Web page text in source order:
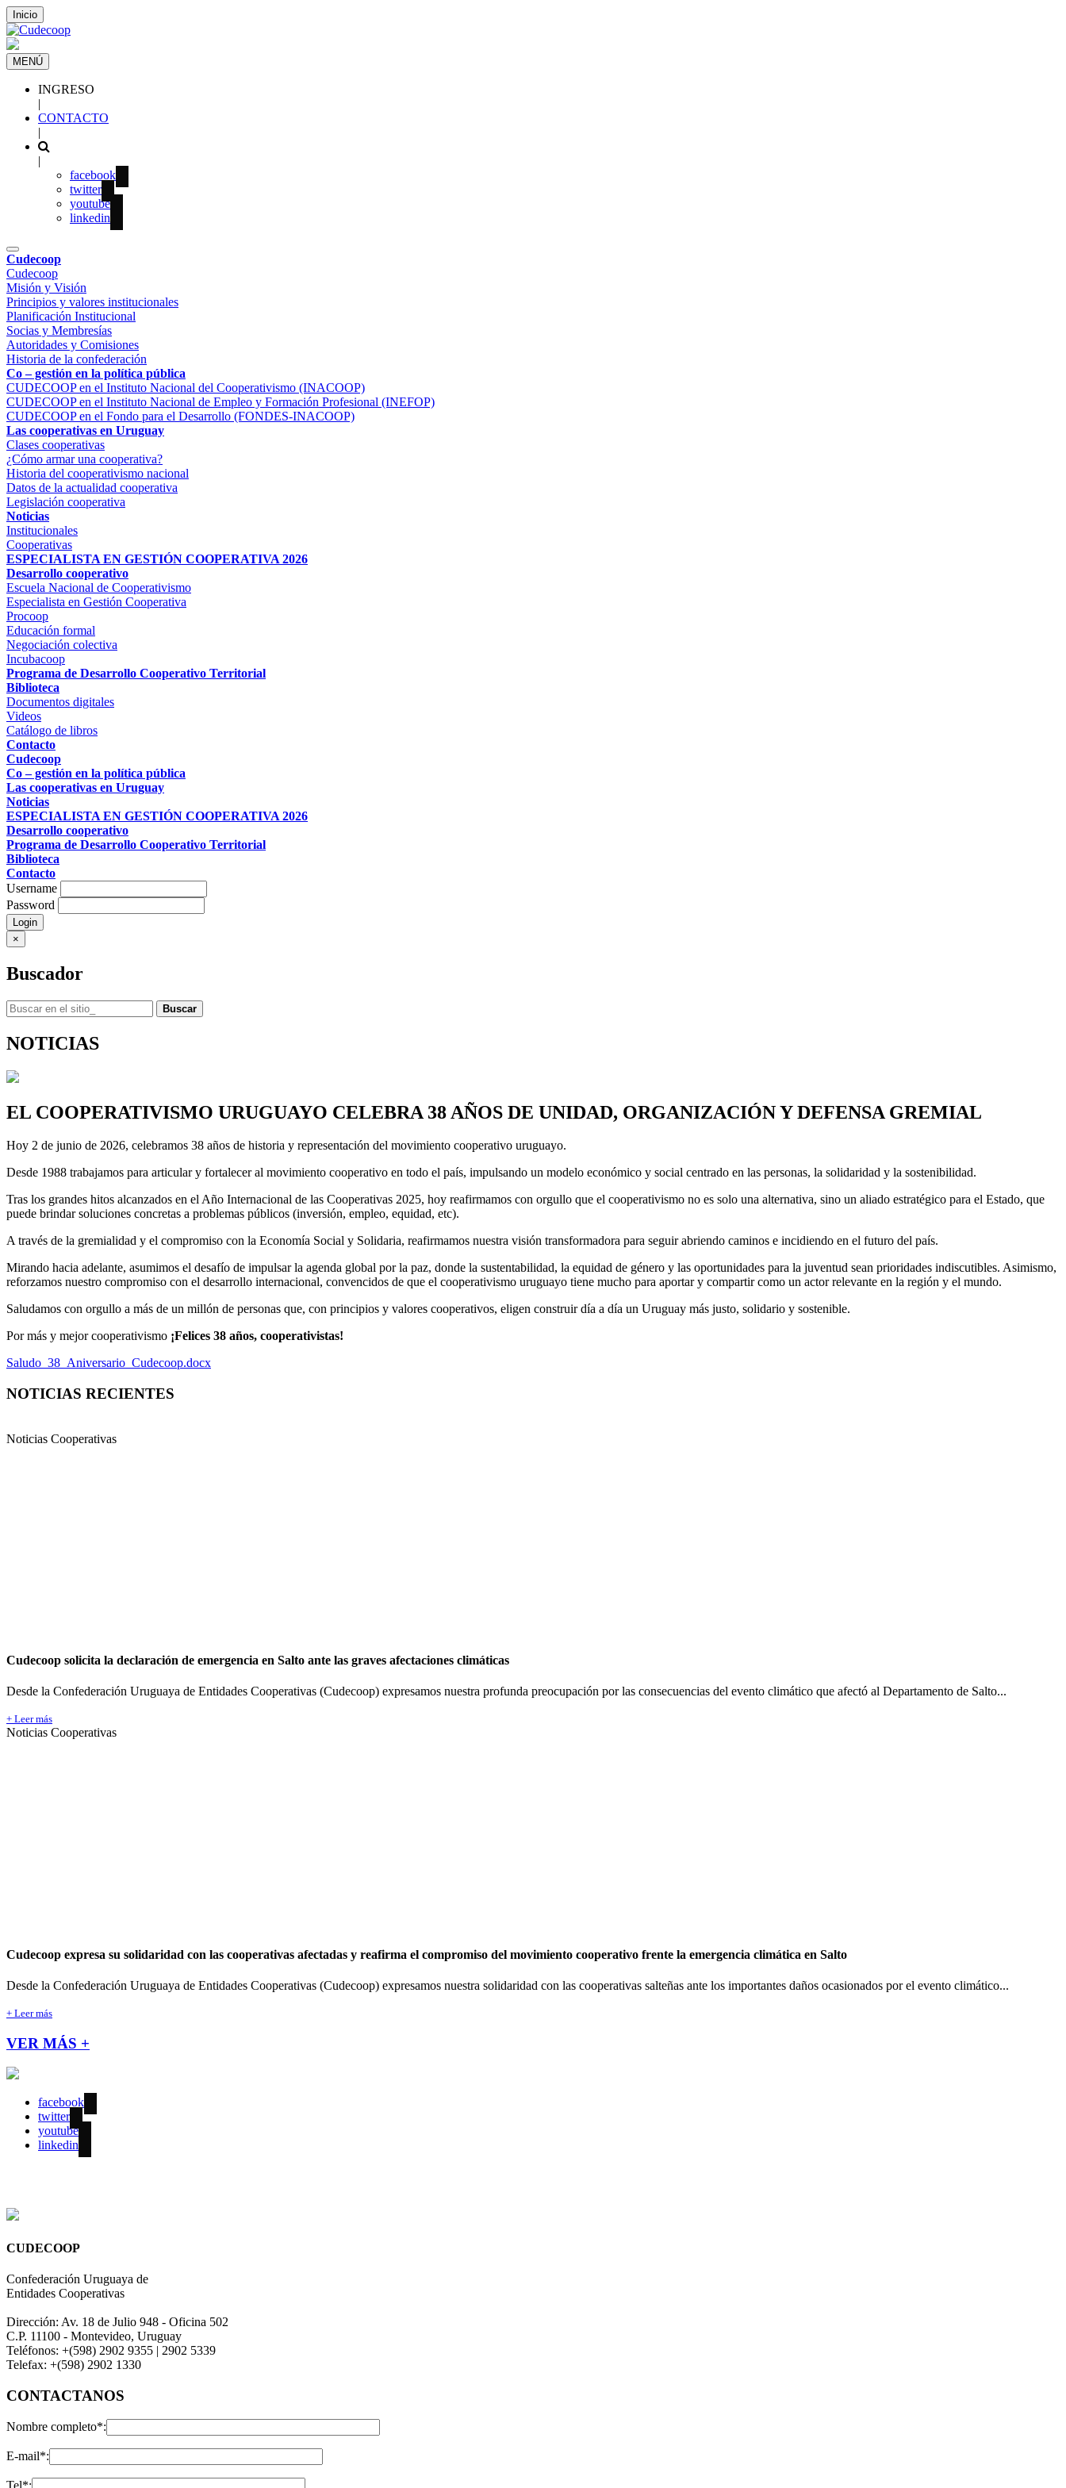
Inicio
MENÚ
INGRESO
|
CONTACTO
|
|
facebook
twitter
youtube
linkedin
Cudecoop
Cudecoop
Misión y Visión
Principios y valores institucionales
Planificación Institucional
Socias y Membresías
Autoridades y Comisiones
Historia de la confederación
Co – gestión en la política pública
CUDECOOP en el Instituto Nacional del Cooperativismo (INACOOP)
CUDECOOP en el Instituto Nacional de Empleo y Formación Profesional (INEFOP)
CUDECOOP en el Fondo para el Desarrollo (FONDES-INACOOP)
Las cooperativas en Uruguay
Clases cooperativas
¿Cómo armar una cooperativa?
Historia del cooperativismo nacional
Datos de la actualidad cooperativa
Legislación cooperativa
Noticias
Institucionales
Cooperativas
ESPECIALISTA EN GESTIÓN COOPERATIVA 2026
Desarrollo cooperativo
Escuela Nacional de Cooperativismo
Especialista en Gestión Cooperativa
Procoop
Educación formal
Negociación colectiva
Incubacoop
Programa de Desarrollo Cooperativo Territorial
Biblioteca
Documentos digitales
Videos
Catálogo de libros
Contacto
Cudecoop
Co – gestión en la política pública
Las cooperativas en Uruguay
Noticias
ESPECIALISTA EN GESTIÓN COOPERATIVA 2026
Desarrollo cooperativo
Programa de Desarrollo Cooperativo Territorial
Biblioteca
Contacto
Username
Password
×
Buscador
Buscar
NOTICIAS
EL COOPERATIVISMO URUGUAYO CELEBRA 38 AÑOS DE UNIDAD, ORGANIZACIÓN Y DEFENSA GREMIAL
Hoy 2 de junio de 2026, celebramos 38 años de historia y representación del movimiento cooperativo uruguayo.
Desde 1988 trabajamos para articular y fortalecer al movimiento cooperativo en todo el país, impulsando un modelo económico y social centrado en las personas, la solidaridad y la sostenibilidad.
Tras los grandes hitos alcanzados en el Año Internacional de las Cooperativas 2025, hoy reafirmamos con orgullo que el cooperativismo no es solo una alternativa, sino un aliado estratégico para el Estado, que
puede brindar soluciones concretas a problemas públicos (inversión, empleo, equidad, etc).
A través de la gremialidad y el compromiso con la Economía Social y Solidaria, reafirmamos nuestra visión transformadora para seguir abriendo caminos e incidiendo en el futuro del país.
Mirando hacia adelante, asumimos el desafío de impulsar la agenda global por la paz, donde la sustentabilidad, la equidad de género y las oportunidades para la juventud sean prioridades indiscutibles. Asimismo,
reforzamos nuestro compromiso con el desarrollo internacional, convencidos de que el cooperativismo uruguayo tiene mucho para aportar y compartir como un actor relevante en la región y el mundo.
Saludamos con orgullo a más de un millón de personas que, con principios y valores cooperativos, eligen construir día a día un Uruguay más justo, solidario y sostenible.
Por más y mejor cooperativismo ¡Felices 38 años, cooperativistas!
Saludo_38_Aniversario_Cudecoop.docx
NOTICIAS RECIENTES
Noticias Cooperativas
Cudecoop solicita la declaración de emergencia en Salto ante las graves afectaciones climáticas
Desde la Confederación Uruguaya de Entidades Cooperativas (Cudecoop) expresamos nuestra profunda preocupación por las consecuencias del evento climático que afectó al Departamento de Salto...
+ Leer más
Noticias Cooperativas
Cudecoop expresa su solidaridad con las cooperativas afectadas y reafirma el compromiso del movimiento cooperativo frente la emergencia climática en Salto
Desde la Confederación Uruguaya de Entidades Cooperativas (Cudecoop) expresamos nuestra solidaridad con las cooperativas salteñas ante los importantes daños ocasionados por el evento climático...
+ Leer más
VER MÁS +
facebook
twitter
youtube
linkedin
CUDECOOP
Confederación Uruguaya de
Entidades Cooperativas
Dirección: Av. 18 de Julio 948 - Oficina 502
C.P. 11100 - Montevideo, Uruguay
Teléfonos: +(598) 2902 9355 | 2902 5339
Telefax: +(598) 2902 1330
CONTACTANOS
Nombre completo*:
E-mail*: